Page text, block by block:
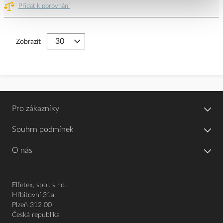
Přidat k porovnání
Zobrazit
Pro zákazníky
Souhrn podmínek
O nás
Elfetex, spol. s r.o.
Hřbitovní 31a
Plzeň 312 00
Česká republika